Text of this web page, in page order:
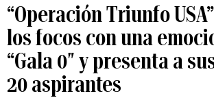
“Operación Triunfo
los focos con una
“Gala 0″ y presenta a
20 aspirantes